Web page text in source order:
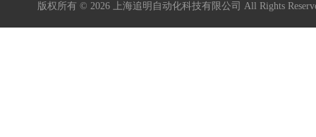
版权所有 © 2026 上海追明自动化科技有限公司 All Rights